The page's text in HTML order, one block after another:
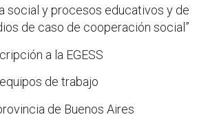
social y procesos educativos y de
de caso de cooperación social”
a la EGESS
de trabajo
de Buenos Aires